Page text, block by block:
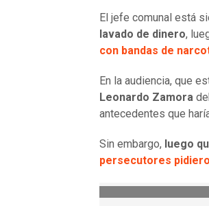
El jefe comunal está
lavado de dinero,
con bandas de
En la audiencia, que
Leonardo Zamora
antecedentes que
Sin embargo, luego
persecutores